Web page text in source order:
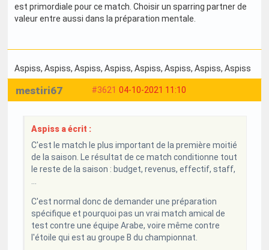
est primordiale pour ce match. Choisir un sparring partner de
valeur entre aussi dans la préparation mentale.
Aspiss, Aspiss, Aspiss, Aspiss, Aspiss, Aspiss, Aspiss, Aspiss
#3621 04-10-2021 11:10
mestiri67
Aspiss a écrit :
C'est le match le plus important de la première moitié
de la saison. Le résultat de ce match conditionne tout
le reste de la saison : budget, revenus, effectif, staff,
C'est normal donc de demander une préparation
spécifique et pourquoi pas un vrai match amical de
test contre une équipe Arabe, voire même contre
l'étoile qui est au groupe B du championnat.